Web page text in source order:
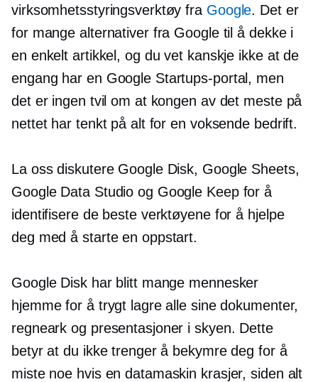
virksomhetsstyringsverktøy fra Google. Det er
for mange alternativer fra Google til å dekke i
en enkelt artikkel, og du vet kanskje ikke at de
engang har en Google Startups-portal, men
det er ingen tvil om at kongen av det meste på
nettet har tenkt på alt for en voksende bedrift.
La oss diskutere Google Disk, Google Sheets,
Google Data Studio og Google Keep for å
identifisere de beste verktøyene for å hjelpe
deg med å starte en oppstart.
Google Disk har blitt mange mennesker
hjemme for å trygt lagre alle sine dokumenter,
regneark og presentasjoner i skyen. Dette
betyr at du ikke trenger å bekymre deg for å
miste noe hvis en datamaskin krasjer, siden alt